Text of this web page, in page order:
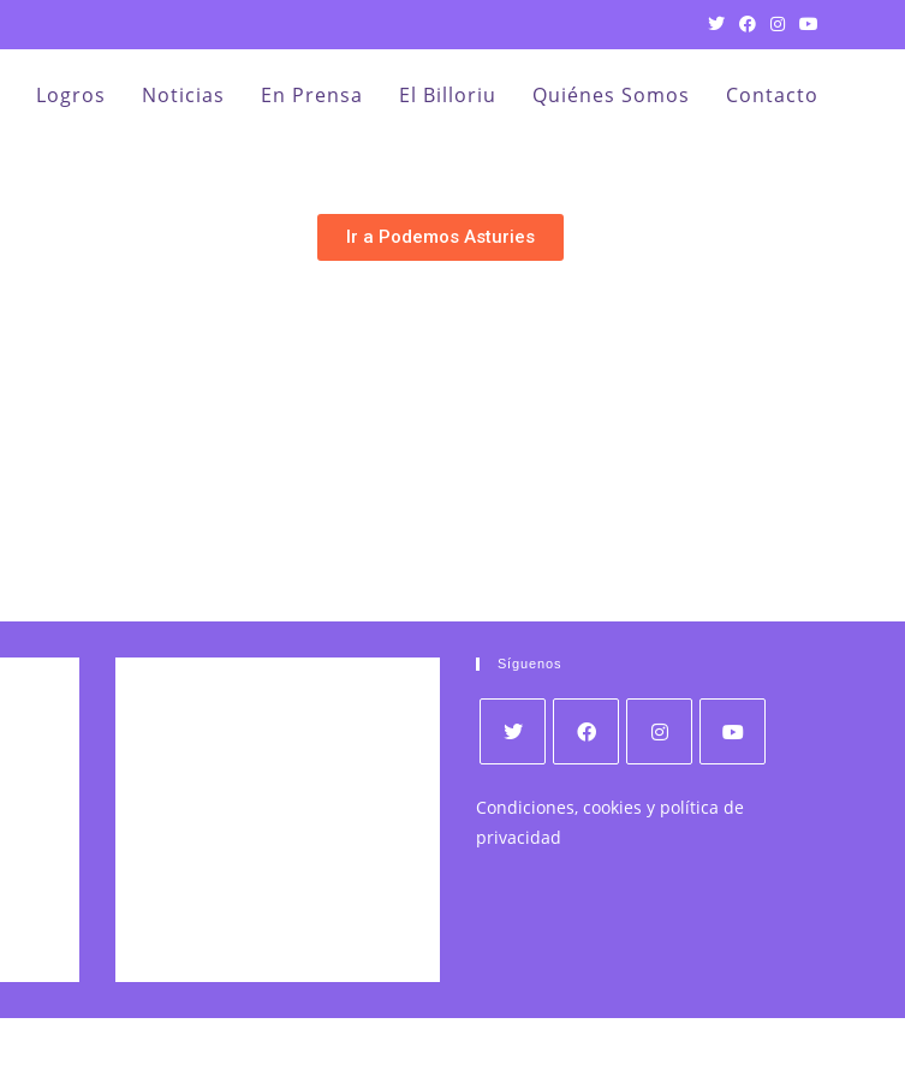
Logros Noticias En Prensa El Billoriu Quiénes Somos Contacto
Ir a Podemos Asturies
Síguenos
Condiciones, cookies y política de
privacidad